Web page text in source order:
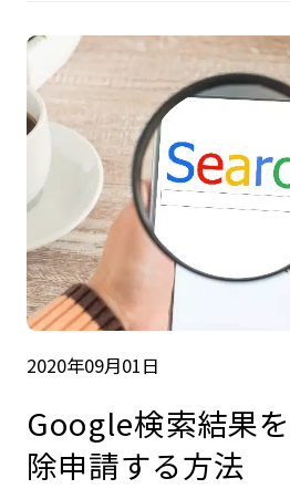
2020年09月01日
Google検索結果
除申請する方法